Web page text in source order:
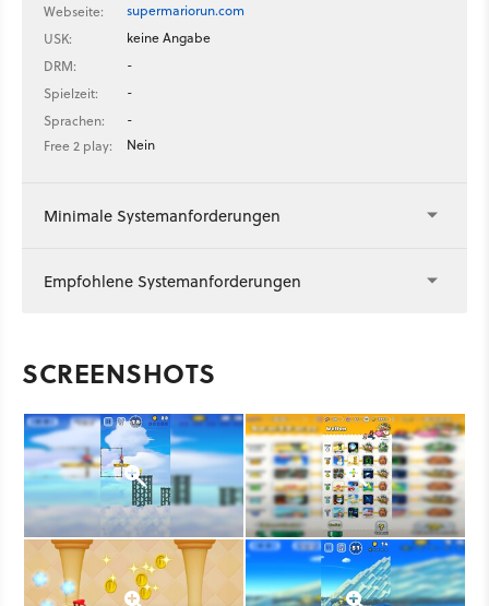
Webseite:
supermariorun.com
USK:
keine Angabe
DRM:
-
Spielzeit:
-
Sprachen:
-
Free 2 play:
Nein
Minimale Systemanforderungen
Empfohlene Systemanforderungen
SCREENSHOTS